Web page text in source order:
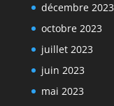
décembre 2023
octobre 2023
juillet 2023
juin 2023
mai 2023